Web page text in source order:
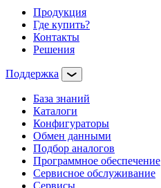
Продукция
Где купить?
Контакты
Решения
Поддержка
База знаний
Каталоги
Конфигураторы
Обмен данными
Подбор аналогов
Программное обеспечение
Сервисное обслуживание
Сервисы